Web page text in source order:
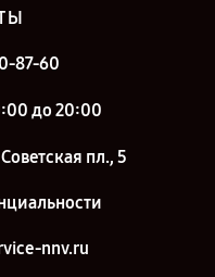
87-60
до 20:00
пл., 5
nnv.ru